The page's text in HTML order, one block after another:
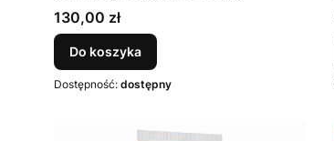
Cena
130,00 zł
Do koszyka
Dostępność: dostępny